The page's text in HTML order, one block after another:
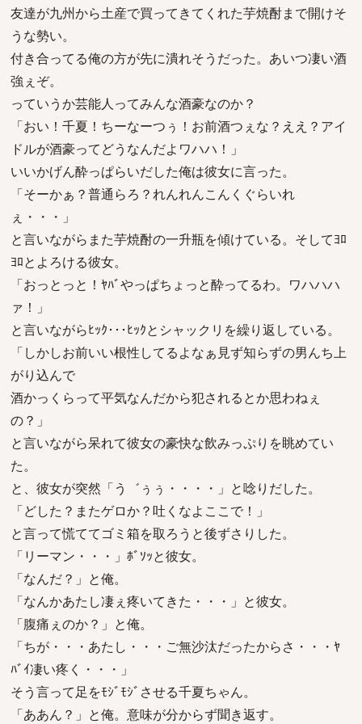
友達が九州から土産で買ってきてくれた芋焼酎まで開けそ
うな勢い。
付き合ってる俺の方が先に潰れそうだった。あいつ凄い酒
強ぇぞ。
っていうか芸能人ってみんな酒豪なのか？
「おい！千夏！ちーなーつぅ！お前酒つぇな？ええ？アイ
ドルが酒豪ってどうなんだよワハハ！」
いいかげん酔っぱらいだした俺は彼女に言った。
「そーかぁ？普通らろ？れんれんこんくぐらいれ
ぇ・・・」
と言いながらまた芋焼酎の一升瓶を傾けている。そしてﾖﾛ
ﾖﾛとよろける彼女。
「おっとっと！ﾔﾊﾞやっぱちょっと酔ってるわ。ワハハハ
ァ！」
と言いながらﾋｯｸ･･･ﾋｯｸとシャックリを繰り返している。
「しかしお前いい根性してるよなぁ見ず知らずの男んち上
がり込んで
酒かっくらって平気なんだから犯されるとか思わねぇ
の？」
と言いながら呆れて彼女の豪快な飲みっぷりを眺めてい
た。
と、彼女が突然「う゛ぅぅ・・・・」と唸りだした。
「どした？またゲロか？吐くなよここで！」
と言って慌ててゴミ箱を取ろうと後ずさりした。
「リーマン・・・」ﾎﾞｿｯと彼女。
「なんだ？」と俺。
「なんかあたし凄ぇ疼いてきた・・・」と彼女。
「腹痛ぇのか？」と俺。
「ちが・・・あたし・・・ご無沙汰だったからさ・・・ﾔ
ﾊﾞｲ凄い疼く・・・」
そう言って足をﾓｼﾞﾓｼﾞさせる千夏ちゃん。
「ああん？」と俺。意味が分からず聞き返す。